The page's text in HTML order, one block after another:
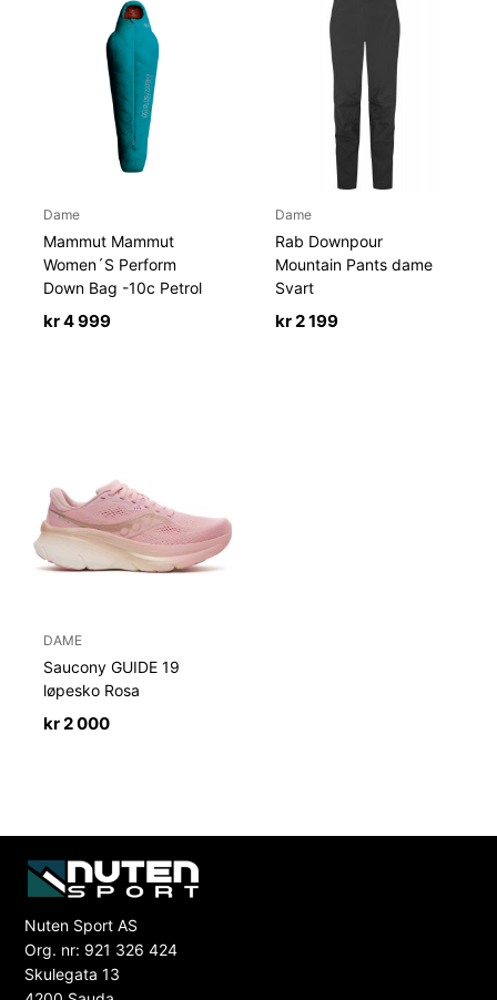
Dame
Mammut Mammut
Women´S Perform
Down Bag -10c Petrol
kr4 999
Dame
Rab Downpour
Mountain Pants dame
Svart
kr2 199
DAME
Saucony GUIDE 19
løpesko Rosa
kr 2 000
Nuten Sport AS
Org. nr: 921 326 424
Skulegata 13